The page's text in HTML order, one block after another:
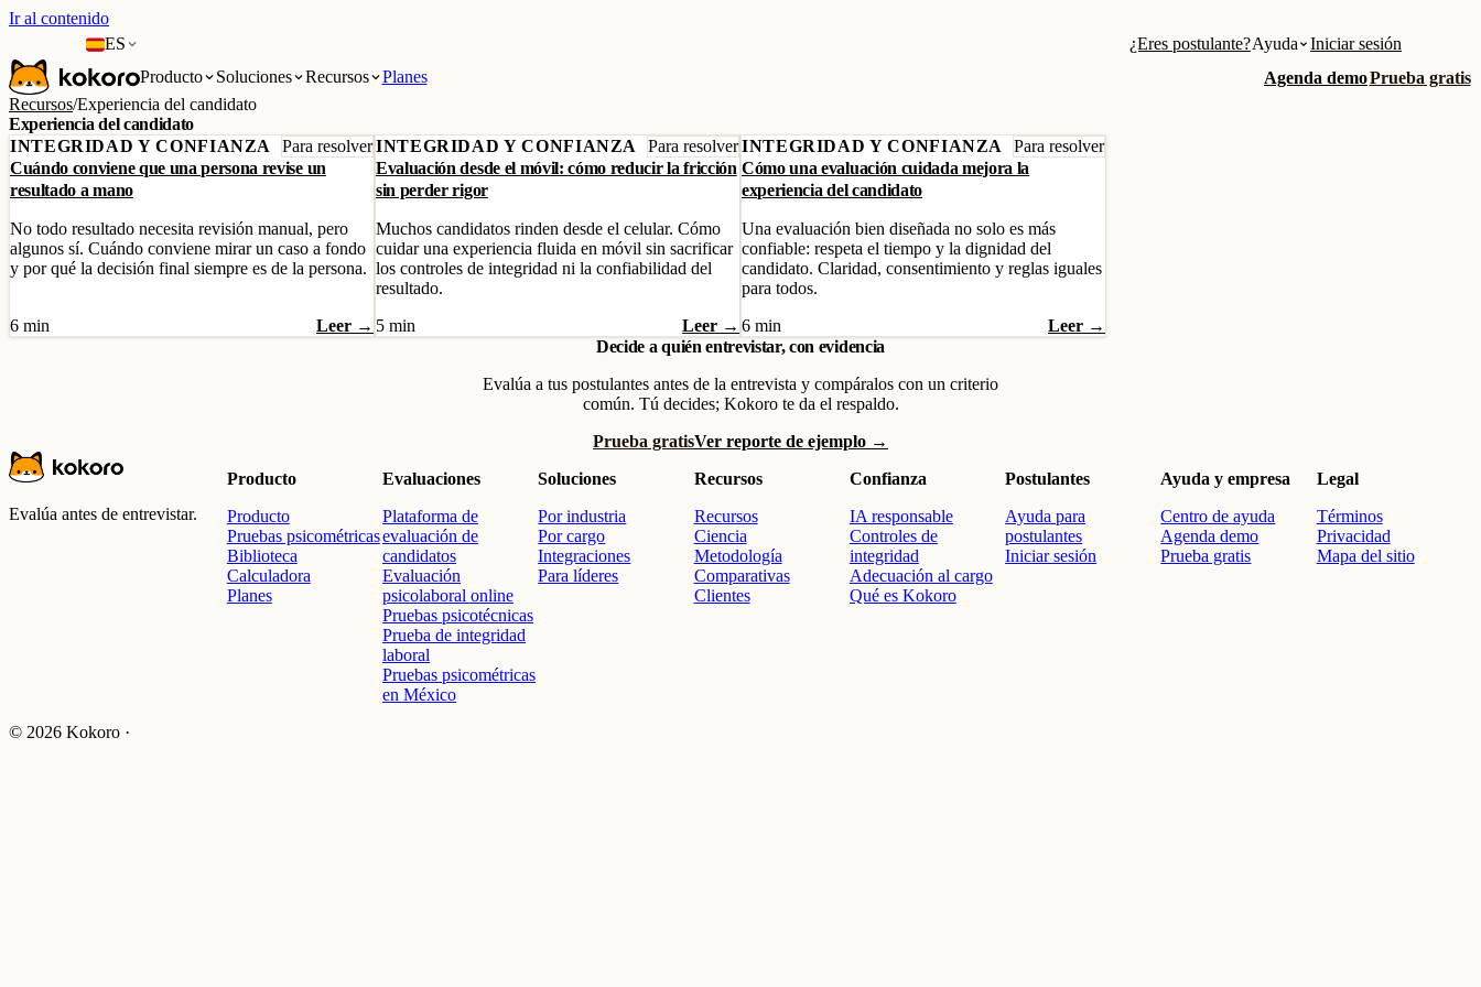
Ir al contenido
ES
¿Eres postulante?Ayuda
Iniciar sesión
Producto
Soluciones Recursos Planes Agenda demoPrueba gratis
Recursos/Experiencia del candidato
Experiencia del candidato
INTEGRIDAD Y CONFIANZA
Para resolver
Cuándo conviene que una persona revise un
resultado a mano
No todo resultado necesita revisión manual, pero
algunos sí. Cuándo conviene mirar un caso a fondo
y por qué la decisión final siempre es de la persona.
6 min Leer →
INTEGRIDAD Y CONFIANZA
Para resolver
Evaluación desde el móvil: cómo reducir la fricción
sin perder rigor
Muchos candidatos rinden desde el celular. Cómo
cuidar una experiencia fluida en móvil sin sacrificar
los controles de integridad ni la confiabilidad del
resultado.
5 min
Leer →
INTEGRIDAD Y CONFIANZA
Para resolver
Cómo una evaluación cuidada mejora la
experiencia del candidato
Una evaluación bien diseñada no solo es más
confiable: respeta el tiempo y la dignidad del
candidato. Claridad, consentimiento y reglas iguales
para todos.
6 min
Leer →
Decide a quién entrevistar, con evidencia
Evalúa a tus postulantes antes de la entrevista y compáralos con un criterio
común. Tú decides; Kokoro te da el respaldo.
Prueba gratisVer reporte de ejemplo →
Evalúa antes de entrevistar.
Producto
Producto
Pruebas psicométricas
Biblioteca
Calculadora
Planes
Evaluaciones
Plataforma de
evaluación de
candidatos
Evaluación
psicolaboral online
Pruebas psicotécnicas
Prueba de integridad
laboral
Pruebas psicométricas
en México
Soluciones
Por industria
Por cargo
Integraciones
Para líderes
Recursos
Recursos
Ciencia
Metodología
Comparativas
Clientes
Confianza
IA responsable
Controles de
integridad
Adecuación al cargo
Qué es Kokoro
Postulantes
Ayuda para
postulantes
Iniciar sesión
Ayuda y empresa
Centro de ayuda
Agenda demo
Prueba gratis
Legal
Términos
Privacidad
Mapa del sitio
© 2026 Kokoro ·